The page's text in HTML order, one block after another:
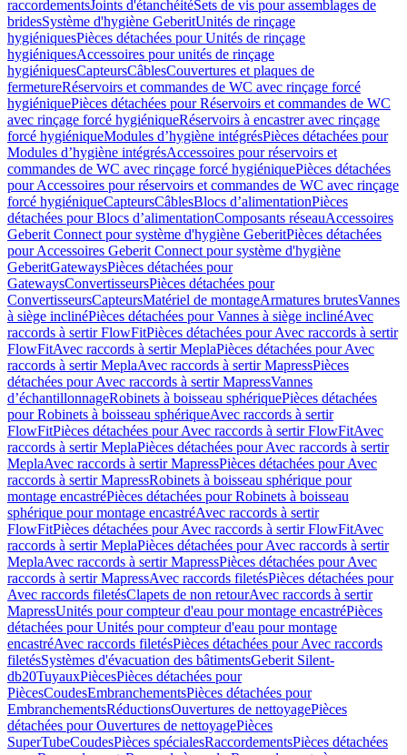
raccordementsJoints d'étanchéitéSets de vis pour assemblages de
bridesSystème d'hygiène GeberitUnités de rinçage
hygiéniquesPièces détachées pour Unités de rinçage
hygiéniquesAccessoires pour unités de rinçage
hygiéniquesCapteursCâblesCouvertures et plaques de
fermetureRéservoirs et commandes de WC avec rinçage forcé
hygiéniquePièces détachées pour Réservoirs et commandes de WC
avec rinçage forcé hygiéniqueRéservoirs à encastrer avec rinçage
forcé hygiéniqueModules d’hygiène intégrésPièces détachées pour
Modules d’hygiène intégrésAccessoires pour réservoirs et
commandes de WC avec rinçage forcé hygiéniquePièces détachées
pour Accessoires pour réservoirs et commandes de WC avec rinçage
forcé hygiéniqueCapteursCâblesBlocs d’alimentationPièces
détachées pour Blocs d’alimentationComposants réseauAccessoires
Geberit Connect pour système d'hygiène GeberitPièces détachées
pour Accessoires Geberit Connect pour système d'hygiène
GeberitGatewaysPièces détachées pour
GatewaysConvertisseursPièces détachées pour
ConvertisseursCapteursMatériel de montageArmatures brutesVannes
à siège inclinéPièces détachées pour Vannes à siège inclinéAvec
raccords à sertir FlowFitPièces détachées pour Avec raccords à sertir
FlowFitAvec raccords à sertir MeplaPièces détachées pour Avec
raccords à sertir MeplaAvec raccords à sertir MapressPièces
détachées pour Avec raccords à sertir MapressVannes
d’échantillonnageRobinets à boisseau sphériquePièces détachées
pour Robinets à boisseau sphériqueAvec raccords à sertir
FlowFitPièces détachées pour Avec raccords à sertir FlowFitAvec
raccords à sertir MeplaPièces détachées pour Avec raccords à sertir
MeplaAvec raccords à sertir MapressPièces détachées pour Avec
raccords à sertir MapressRobinets à boisseau sphérique pour
montage encastréPièces détachées pour Robinets à boisseau
sphérique pour montage encastréAvec raccords à sertir
FlowFitPièces détachées pour Avec raccords à sertir FlowFitAvec
raccords à sertir MeplaPièces détachées pour Avec raccords à sertir
MeplaAvec raccords à sertir MapressPièces détachées pour Avec
raccords à sertir MapressAvec raccords filetésPièces détachées pour
Avec raccords filetésClapets de non retourAvec raccords à sertir
MapressUnités pour compteur d'eau pour montage encastréPièces
détachées pour Unités pour compteur d'eau pour montage
encastréAvec raccords filetésPièces détachées pour Avec raccords
filetésSystèmes d'évacuation des bâtimentsGeberit Silent-
db20TuyauxPiècesPièces détachées pour
PiècesCoudesEmbranchementsPièces détachées pour
EmbranchementsRéductionsOuvertures de nettoyagePièces
détachées pour Ouvertures de nettoyagePièces
SuperTubeCoudesPièces spécialesRaccordementsPièces détachées